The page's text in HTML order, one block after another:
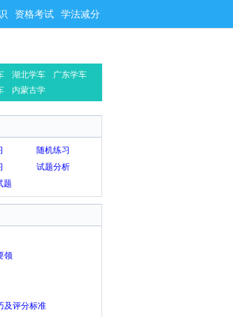
资格考试 学法减分
湖北学车
广东学车
内蒙古学
随机练习
试题分析
题
领
及评分标准